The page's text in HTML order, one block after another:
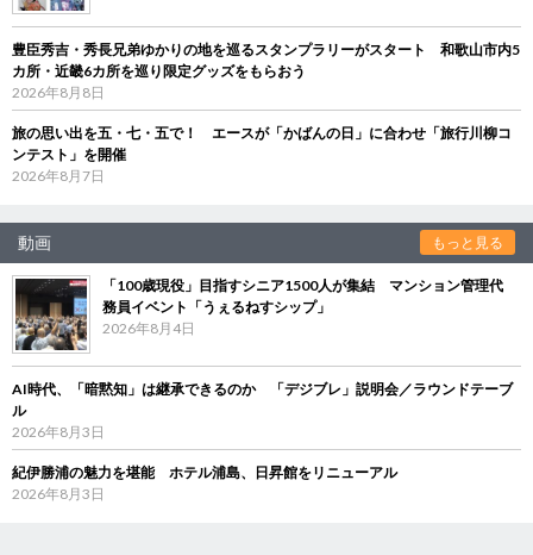
豊臣秀吉・秀長兄弟ゆかりの地を巡るスタンプラリーがスタート 和歌山市内5
カ所・近畿6カ所を巡り限定グッズをもらおう
2026年8月8日
旅の思い出を五・七・五で！ エースが「かばんの日」に合わせ「旅行川柳コ
ンテスト」を開催
2026年8月7日
動画 もっと見る
「100歳現役」目指すシニア1500人が集結 マンション管理代
務員イベント「うぇるねすシップ」
2026年8月4日
AI時代、「暗黙知」は継承できるのか 「デジブレ」説明会／ラウンドテーブ
ル
2026年8月3日
紀伊勝浦の魅力を堪能 ホテル浦島、日昇館をリニューアル
2026年8月3日